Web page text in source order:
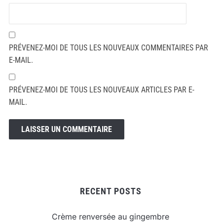
PRÉVENEZ-MOI DE TOUS LES NOUVEAUX COMMENTAIRES PAR
E-MAIL.
PRÉVENEZ-MOI DE TOUS LES NOUVEAUX ARTICLES PAR E-
MAIL.
RECENT POSTS
Crème renversée au gingembre